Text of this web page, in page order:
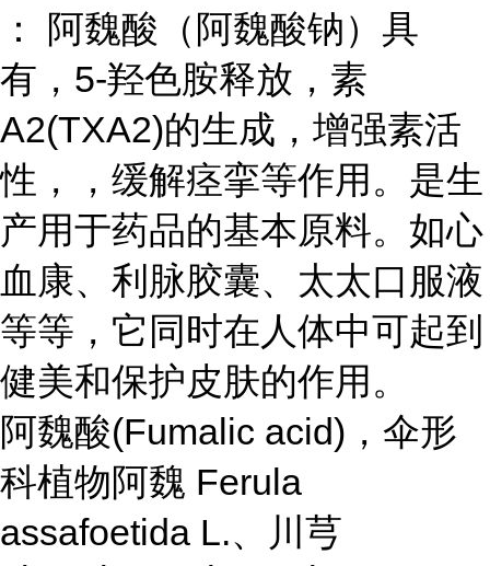
： 阿魏酸（阿魏酸钠）具
有，5-羟色胺释放，素
A2(TXA2)的生成，增强素活
性，，缓解痉挛等作用。是生
产用于药品的基本原料。如心
血康、利脉胶囊、太太口服液
等等，它同时在人体中可起到
健美和保护皮肤的作用。
阿魏酸(Fumalic acid)，伞形
科植物阿魏 Ferula
assafoetida L.、川芎